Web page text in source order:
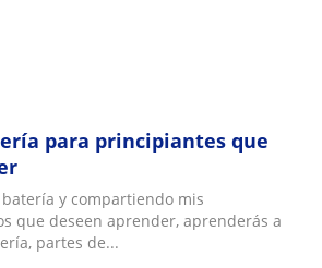
para principiantes que
y compartiendo mis
que deseen aprender, aprenderás a
partes de...